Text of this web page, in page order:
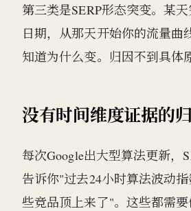
第三类是SERP形态突变。某
日期，从那天开始你的流量曲
知道为什么变。归因不到具体
没有时间维度证据的
每次Google出大型算法更新，
告诉你"过去24小时算法波动
些竞品顶上来了"。这些都需要